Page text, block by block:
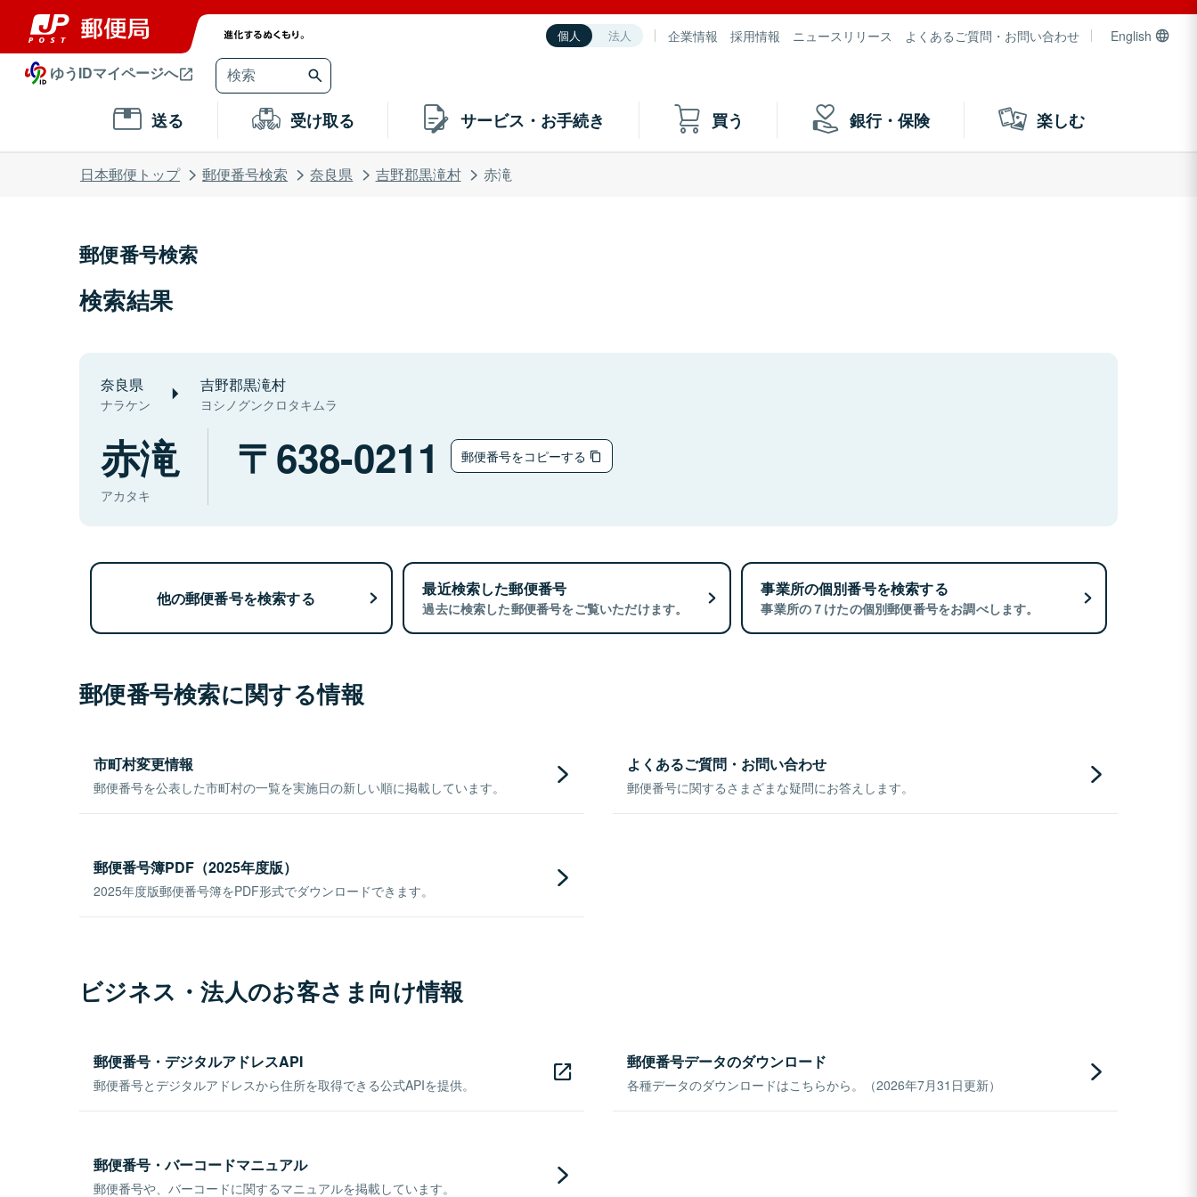
個人 法人 企業情報 採用情報 ニュースリリース よくあるご質問・お問い合わせ English
ゆうIDマイページへ
送る 受け取る サービス・お手続き 買う 銀行・保険 楽しむ
日本郵便トップ 郵便番号検索 奈良県 吉野郡黒滝村 赤滝
郵便番号検索
検索結果
奈良県
ナラケン
吉野郡黒滝村
ヨシノグンクロタキムラ
赤滝
アカタキ
638-0211 郵便番号をコピーする
他の郵便番号を検索する 最近検索した郵便番号
過去に検索した郵便番号をご覧いただけます。
事業所の個別番号を検索する
事業所の７けたの個別郵便番号をお調べします。
郵便番号検索に関する情報
市町村変更情報
郵便番号を公表した市町村の一覧を実施日の新しい順に掲載しています。
よくあるご質問・お問い合わせ
郵便番号に関するさまざまな疑問にお答えします。
郵便番号簿PDF（2025年度版）
2025年度版郵便番号簿をPDF形式でダウンロードできます。
ビジネス・法人のお客さま向け情報
郵便番号・デジタルアドレスAPI
郵便番号とデジタルアドレスから住所を取得できる公式APIを提供。
郵便番号データのダウンロード
各種データのダウンロードはこちらから。（2026年7月31日更新）
郵便番号・バーコードマニュアル
郵便番号や、バーコードに関するマニュアルを掲載しています。